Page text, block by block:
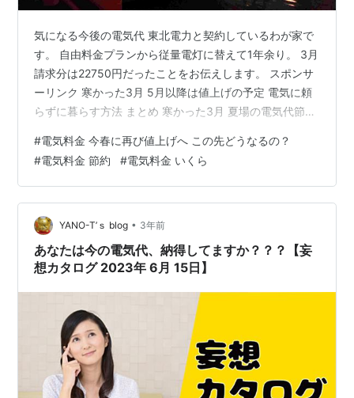
気になる今後の電気代 東北電力と契約しているわが家で
す。 自由料金プランから従量電灯に替えて1年余り。 3月
請求分は22750円だったことをお伝えします。 スポンサ
ーリンク 寒かった3月 5月以降は値上げの予定 電気に頼
らずに暮らす方法 まとめ 寒かった3月 夏場の電気代節約
い物に行けたほどです。 例年なら、町はすっぽり真綿の
ような雪に覆われて、真冬日が続くのに。 その分、3月
は気温が低くて、雪の日が多かったですね。
www.tameyo.jp うちは築古の戸建て。 夫の仕事場を併設
しているので、電気使用量が多め。 オール電化ではなく
て、リ…
#電気料金 今春に再び値上げへ この先どうなるの？
#電気料金 節約 #電気料金 いくら
YANO-T’ｓ blog • 3年前
あなたは今の電気代、納得してますか？？？【妄
想カタログ 2023年 6月 15日】